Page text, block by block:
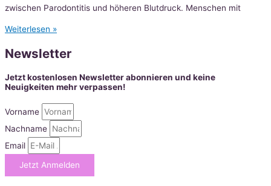
zwischen Parodontitis und höheren Blutdruck. Menschen mit
Weiterlesen »
Newsletter
Jetzt kostenlosen Newsletter abonnieren und keine
Neuigkeiten mehr verpassen!
Vorname
Nachname
Email
Jetzt Anmelden